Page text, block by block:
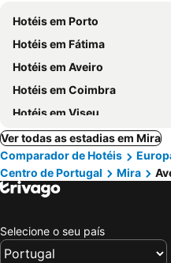
Hotéis em Porto
Hotéis em Fátima
Hotéis em Aveiro
Hotéis em Coimbra
Hotéis em Viseu
Ver todas as estadias em Mira
Comparador de Hotéis
Centro de Portugal
Mira
Selecione o seu país